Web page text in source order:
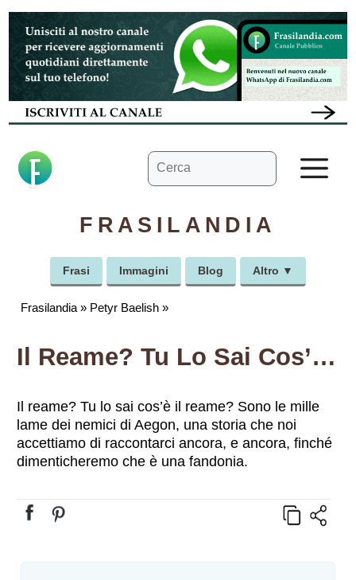
Vai
contenuto
Ricerca
per:
FRASILANDIA
Frasi Immagini Blog Altro ▼
Frasilandia » Petyr Baelish »
Il Reame? Tu Lo Sai Cos’è Il Reame? Sono Le Mille Lame Dei Nemici Di Aegon, Una Storia Che Noi Accettiamo Di Raccontarci Ancora, E Ancora, Finché Dimenticheremo Che È Una Fandonia.
Il reame? Tu lo sai cos’è il reame? Sono le mille
lame dei nemici di Aegon, una storia che noi
accettiamo di raccontarci ancora, e ancora, finché
dimenticheremo che è una fandonia.